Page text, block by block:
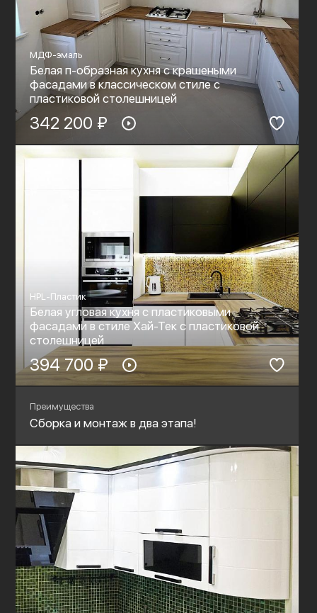
МДФ-эмаль
Белая п-образная кухня с крашеными
фасадами в классическом стиле с
пластиковой столешницей
342 200 ₽
HPL-Пластик
Белая угловая кухня с пластиковыми
фасадами в стиле Хай-Тек с пластиковой
столешницей
394 700 ₽
Преимущества
Сборка и монтаж в два этапа!